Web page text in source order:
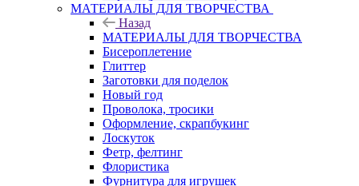
МАТЕРИАЛЫ ДЛЯ ТВОРЧЕСТВА
Назад
МАТЕРИАЛЫ ДЛЯ ТВОРЧЕСТВА
Бисероплетение
Глиттер
Заготовки для поделок
Новый год
Проволока, тросики
Оформление, скрапбукинг
Лоскуток
Фетр, фелтинг
Флористика
Фурнитура для игрушек